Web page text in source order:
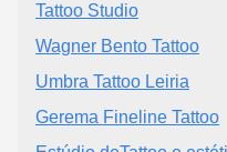
Tattoo Studio
Wagner Bento Tattoo
Umbra Tattoo Leiria
Gerema Fineline Tattoo